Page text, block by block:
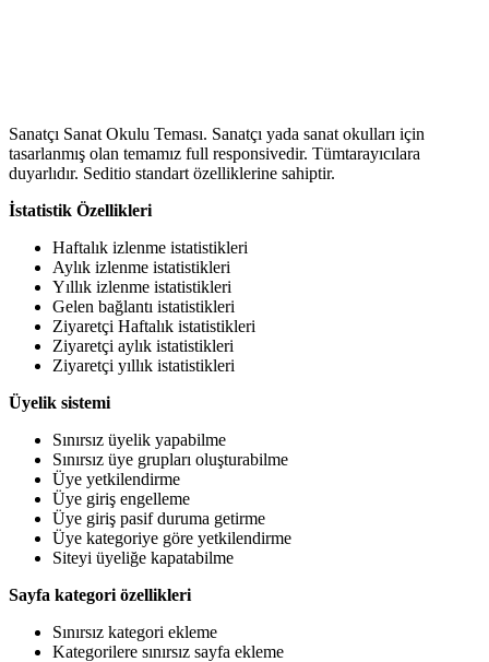
Sanatçı Sanat Okulu Teması. Sanatçı yada sanat okulları için
tasarlanmış olan temamız full responsivedir. Tümtarayıcılara
duyarlıdır. Seditio standart özelliklerine sahiptir.
İstatistik Özellikleri
Haftalık izlenme istatistikleri
Aylık izlenme istatistikleri
Yıllık izlenme istatistikleri
Gelen bağlantı istatistikleri
Ziyaretçi Haftalık istatistikleri
Ziyaretçi aylık istatistikleri
Ziyaretçi yıllık istatistikleri
Üyelik sistemi
Sınırsız üyelik yapabilme
Sınırsız üye grupları oluşturabilme
Üye yetkilendirme
Üye giriş engelleme
Üye giriş pasif duruma getirme
Üye kategoriye göre yetkilendirme
Siteyi üyeliğe kapatabilme
Sayfa kategori özellikleri
Sınırsız kategori ekleme
Kategorilere sınırsız sayfa ekleme